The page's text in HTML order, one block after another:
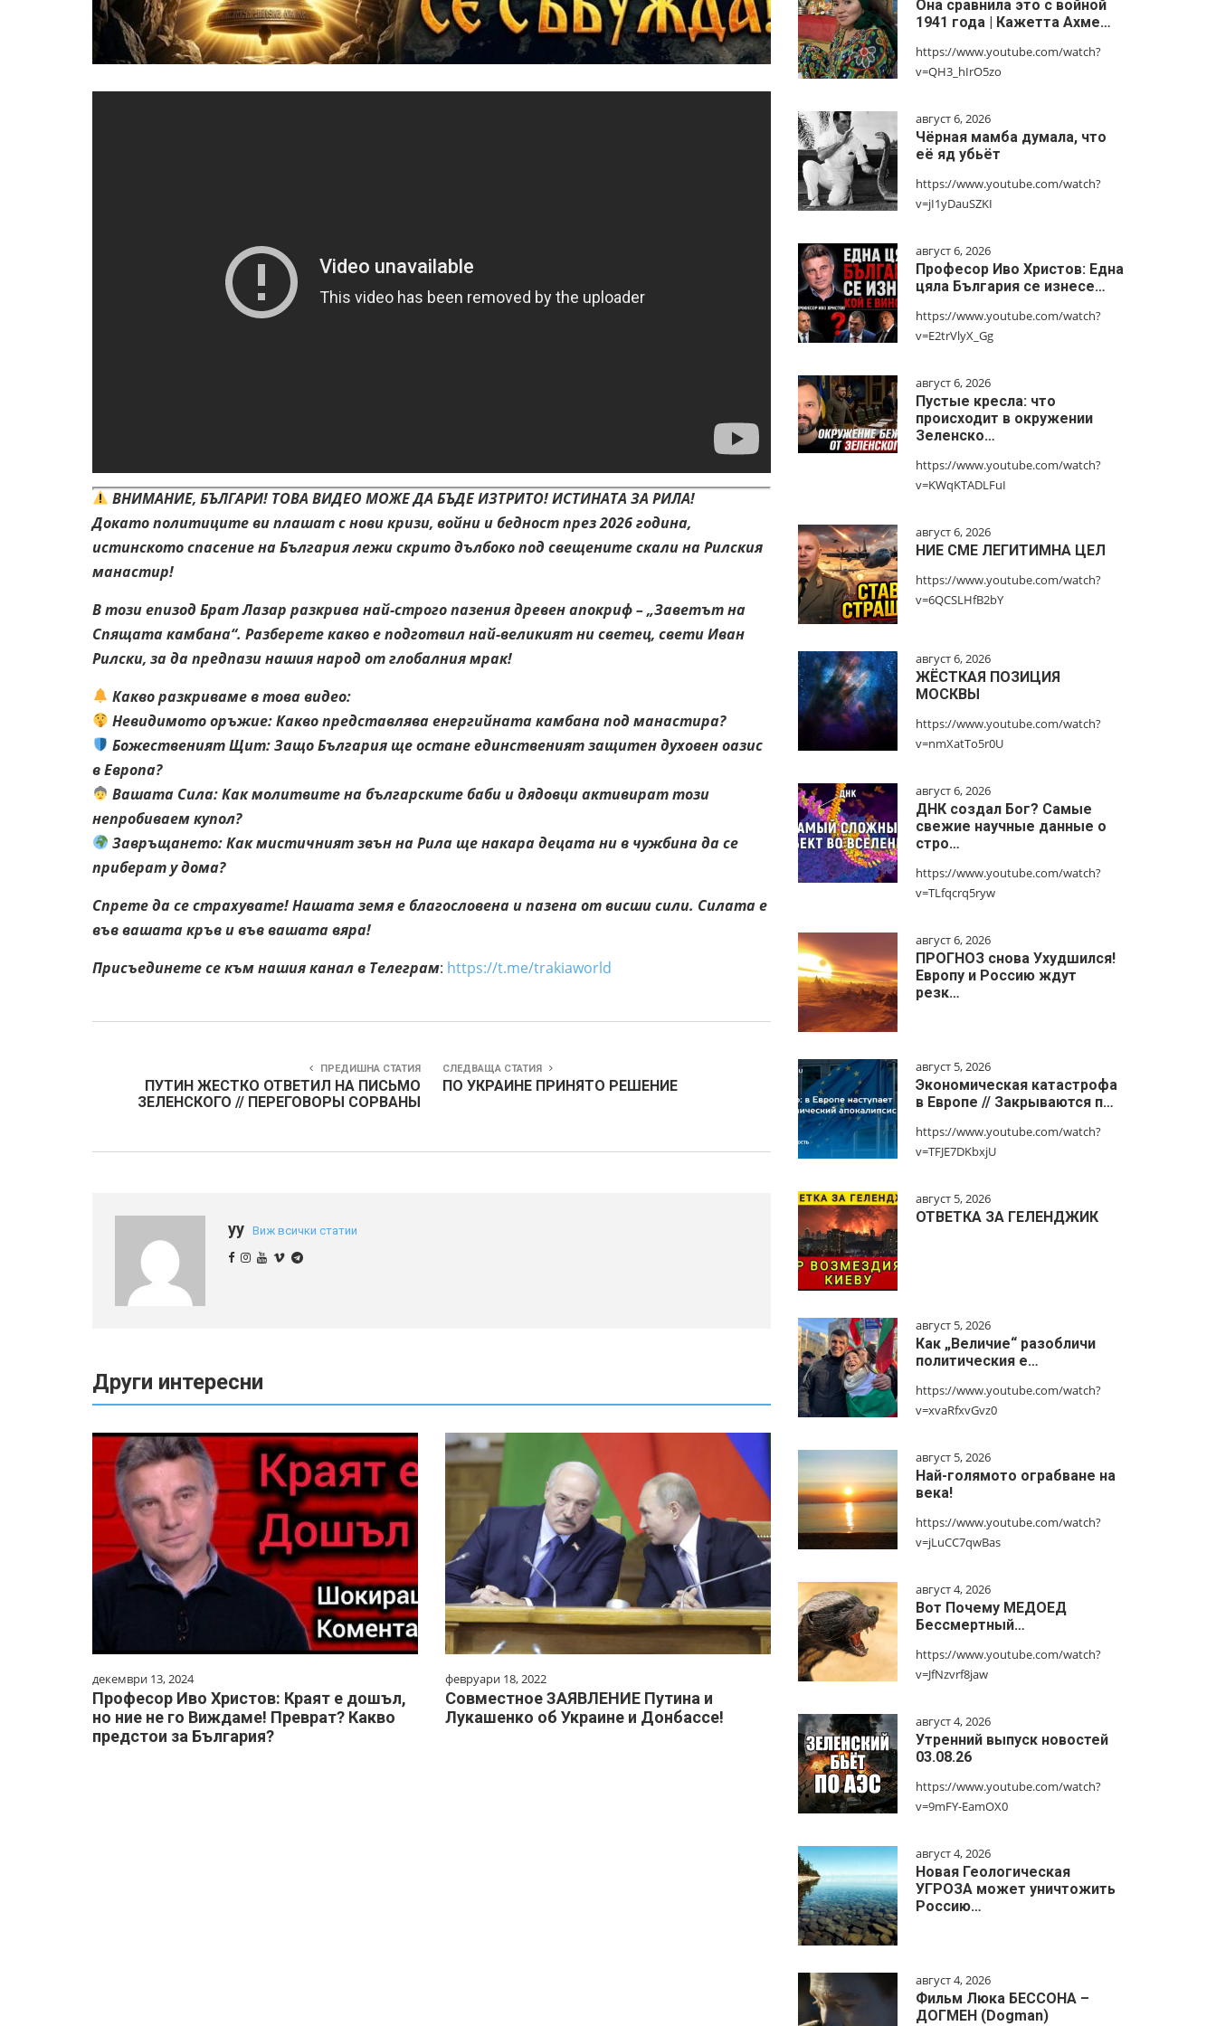
ВНИМАНИЕ, БЪЛГАРИ! ТОВА ВИДЕО МОЖЕ ДА БЪДЕ ИЗТРИТО! ИСТИНАТА ЗА РИЛА!
Докато политиците ви плашат с нови кризи, войни и бедност през 2026 година,
истинскотоспасение на България лежи скрито дълбоко под свещените скали на Рилския
манастир!
В този епизод Брат Лазар разкрива най-строго пазения древен апокриф – „Заветът на
Спящата камбана“. Разберете какво е подготвил най-великият ни светец, свети Иван
Рилски, за да предпази нашия народ от глобалния мрак!
Какво разкриваме в това видео:
Невидимото оръжие: Какво представлява енергийната камбана под манастира?
Божественият Щит: Защо България ще остане единственият защитен духовен оазис
в Европа?
Вашата Сила: Как молитвите на българските баби и дядовци активират този
непробиваем купол?
Завръщането: Как мистичният звън на Рила ще накара децата ни в чужбина да се
приберат у дома?
Спрете да се страхувате! Нашата земя е благословена и пазена от висши сили. Силата е
във вашата кръв и във вашата вяра!
Присъединете се към нашия канал в Телеграм: https://t.me/trakiaworld
ПРЕДИШНА СТАТИЯ
ПУТИН ЖЕСТКО ОТВЕТИЛ НА ПИСЬМО
ЗЕЛЕНСКОГО // ПЕРЕГОВОРЫ СОРВАНЫ
СЛЕДВАЩА СТАТИЯ
ПО УКРАИНЕ ПРИНЯТО РЕШЕНИЕ
yy Виж всички статии
Други интересни
декември 13, 2024
Професор Иво Христов: Краят е дошъл,
но ние не го Виждаме! Преврат? Какво
предстои за България?
февруари 18, 2022
Совместное ЗАЯВЛЕНИЕ Путина и
Лукашенко об Украине и Донбассе!
Она сравнила это с войной
1941 года | Кажетта Ахме…
https://www.youtube.com/watch?
v=QH3_hIrO5zo
август 6, 2026
Чёрная мамба думала, что
её яд убьёт
https://www.youtube.com/watch?
v=jI1yDauSZKI
август 6, 2026
Професор Иво Христов: Една
цяла България се изнесе…
https://www.youtube.com/watch?
v=E2trVlyX_Gg
август 6, 2026
Пустые кресла: что
происходит в окружении
Зеленско…
https://www.youtube.com/watch?
v=KWqKTADLFuI
август 6, 2026
НИЕ СМЕ ЛЕГИТИМНА ЦЕЛ
https://www.youtube.com/watch?
v=6QCSLHfB2bY
август 6, 2026
ЖЁСТКАЯ ПОЗИЦИЯ
МОСКВЫ
https://www.youtube.com/watch?
v=nmXatTo5r0U
август 6, 2026
ДНК создал Бог? Самые
свежие научные данные о
стро…
https://www.youtube.com/watch?
v=TLfqcrq5ryw
август 6, 2026
ПРОГНОЗ снова Ухудшился!
Европу и Россию ждут
резк…
август 5, 2026
Экономическая катастрофа
в Европе // Закрываются п…
https://www.youtube.com/watch?
v=TFJE7DKbxjU
август 5, 2026
ОТВЕТКА ЗА ГЕЛЕНДЖИК
август 5, 2026
Как „Величие“ разобличи
политическия е…
https://www.youtube.com/watch?
v=xvaRfxvGvz0
август 5, 2026
Най-голямото ограбване на
века!
https://www.youtube.com/watch?
v=jLuCC7qwBas
август 4, 2026
Вот Почему МЕДОЕД
Бессмертный…
https://www.youtube.com/watch?
v=JfNzvrf8jaw
август 4, 2026
Утренний выпуск новостей
03.08.26
https://www.youtube.com/watch?
v=9mFY-EamOX0
август 4, 2026
Новая Геологическая
УГРОЗА может уничтожить
Россию…
август 4, 2026
Фильм Люка БЕССОНА –
ДОГМЕН (Dogman)